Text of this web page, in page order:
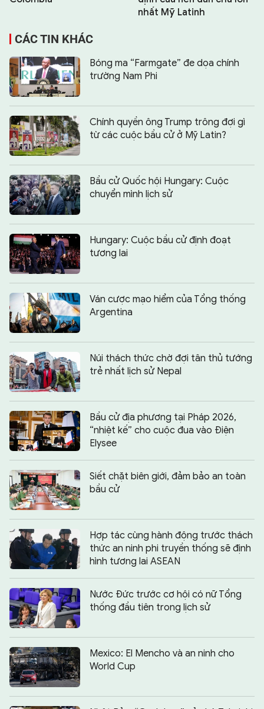
nhất Mỹ Latinh
CÁC TIN KHÁC
Bóng ma “Farmgate” đe dọa chính
trường Nam Phi
Chính quyền ông Trump trông đợi gì
từ các cuộc bầu cử ở Mỹ Latin?
Bầu cử Quốc hội Hungary: Cuộc
chuyển mình lịch sử
Hungary: Cuộc bầu cử định đoạt
tương lai
Ván cược mạo hiểm của Tổng thống
Argentina
Núi thách thức chờ đợi tân thủ tướng
trẻ nhất lịch sử Nepal
Bầu cử địa phương tại Pháp 2026,
“nhiệt kế” cho cuộc đua vào Điện
Elysee
Siết chặt biên giới, đảm bảo an toàn
bầu cử
Hợp tác cùng hành động trước thách
thức an ninh phi truyền thống sẽ định
hình tương lai ASEAN
Nước Đức trước cơ hội có nữ Tổng
thống đầu tiên trong lịch sử
Mexico: El Mencho và an ninh cho
World Cup